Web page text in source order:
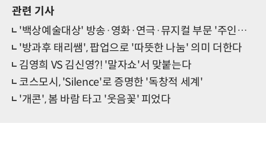
관련 기사
'백상예술대상' 방송·영화·연극·뮤지컬 부문 '주인공 후보'는?
'방과후 태리쌤', 팝업으로 '따뜻한 나눔' 의미 더한다
김영희 VS 김신영?! '말자쇼'서 맞붙는다
코스모시, 'Silence'로 증명한 '독창적 세계'
'개콘', 봄 바람 타고 '웃음꽃' 피었다